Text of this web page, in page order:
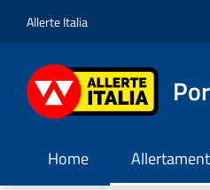
Allerte Italia
Home